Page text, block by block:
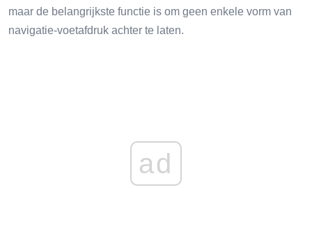
maar de belangrijkste functie is om geen enkele vorm van
navigatie-voetafdruk achter te laten.
ad